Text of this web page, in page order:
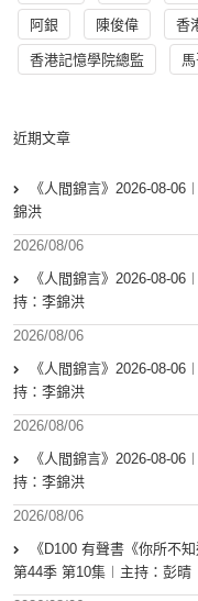
阿銀 陳俊偉 香
香港記憶學院總監
近期文章
《人間錦言》2026-08-
錦洪
2026/08/06
《人間錦言》2026-08-
持：李錦洪
2026/08/06
《人間錦言》2026-08-
持：李錦洪
2026/08/06
《人間錦言》2026-08-
持：李錦洪
2026/08/06
《D100 有聲書《你所不
第44季 第10集︱主持：彭晴